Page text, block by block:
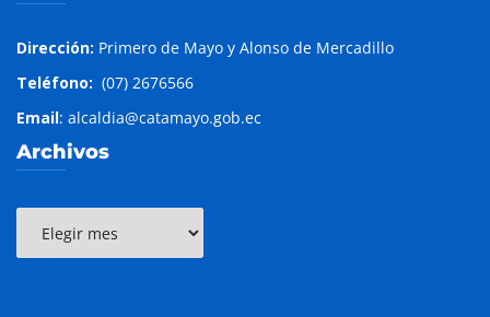
Dirección: Primero de Mayo y Alonso de Mercadillo
Teléfono: (07) 2676566
Email: alcaldia@catamayo.gob.ec
Archivos